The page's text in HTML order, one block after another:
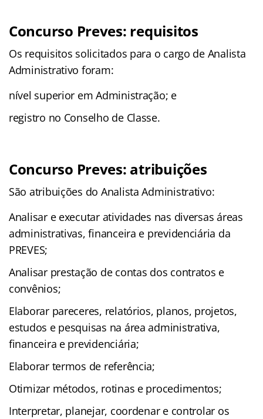
Concurso Preves: requisitos
Os requisitos solicitados para o cargo de Analista
Administrativo foram:
nível superior em Administração; e
registro no Conselho de Classe.
Concurso Preves: atribuições
São atribuições do Analista Administrativo:
Analisar e executar atividades nas diversas áreas
administrativas, financeira e previdenciária da
PREVES;
Analisar prestação de contas dos contratos e
convênios;
Elaborar pareceres, relatórios, planos, projetos,
estudos e pesquisas na área administrativa,
financeira e previdenciária;
Elaborar termos de referência;
Otimizar métodos, rotinas e procedimentos;
Interpretar, planejar, coordenar e controlar os